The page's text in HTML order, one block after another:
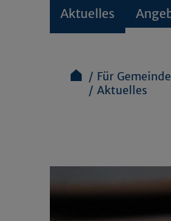
Aktuelles
Für
Aktuelles